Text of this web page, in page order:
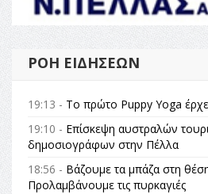
ΡΟΉ ΕΙΔΉΣΕΩΝ
19:13 - Το πρώτο Puppy Yoga
19:10 - Επίσκεψη αυστραλών
δημοσιογράφων στην Πέλλα
18:56 - Βάζουμε τα μπάζα στη
Προλαμβάνουμε τις πυρκαγιές